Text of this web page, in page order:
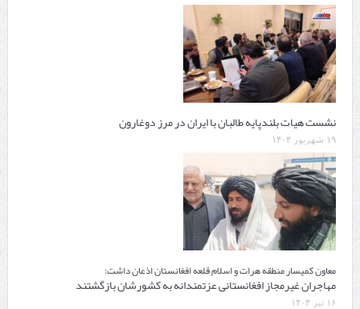
نشست هیات بلندپایه طالبان با ایران در مرز دوغارون
۱۹ شهریور ۱۴۰۴
معاون کمیسار منطقه هرات و اسلام قلعه افغانستان اذعان داشت:
مهاجران غیرمجاز افغانستانی عزتمندانه به کشورشان بازگشتند
۱۶ تیر ۱۴۰۴